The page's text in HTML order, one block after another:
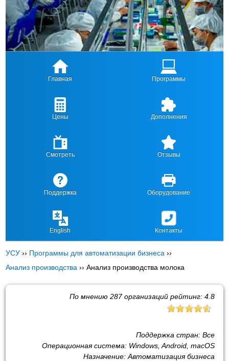
Главная Программы
Цены Дополнения
Смотреть Отзывы
Поддержка Оборудование
English Контакты
УСУ ›› Программы для автоматизации бизнеса ››
Анализ производства ››Анализ производства молока
По мнению 287организаций рейтинг: 4.8
Поддержка стран: Все
Операционная система: Windows, Android, macOS
Назначение: Автоматизация бизнеса